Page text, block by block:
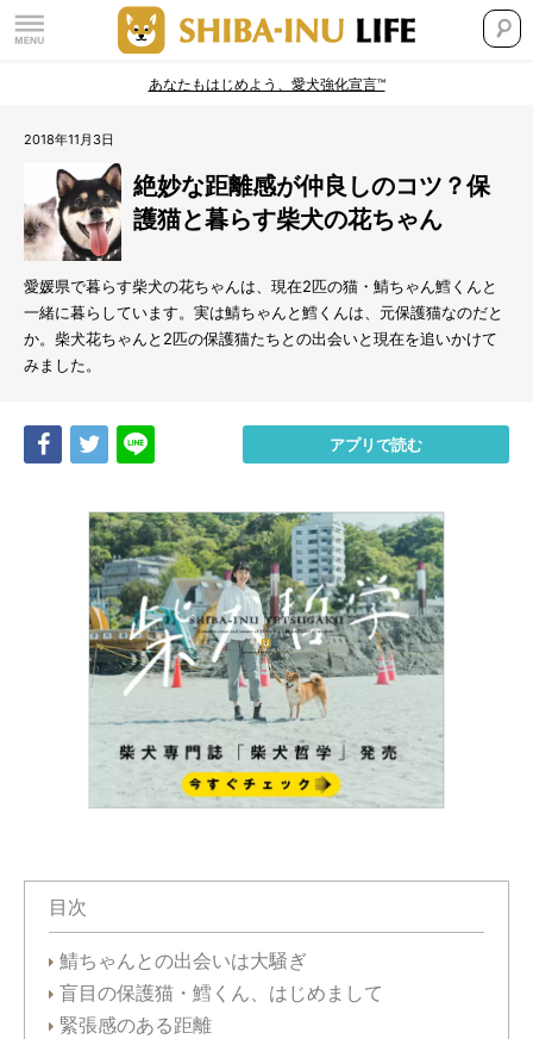
あなたもはじめよう、愛犬強化宣言™
2018年11月3日
絶妙な距離感が仲良しのコツ？保
護猫と暮らす柴犬の花ちゃん
愛媛県で暮らす柴犬の花ちゃんは、現在2匹の猫・鯖ちゃん鱈くんと
一緒に暮らしています。実は鯖ちゃんと鱈くんは、元保護猫なのだと
か。柴犬花ちゃんと2匹の保護猫たちとの出会いと現在を追いかけて
みました。
Share Tweet アプリで読む
目次
鯖ちゃんとの出会いは大騒ぎ
盲目の保護猫・鱈くん、はじめまして
緊張感のある距離